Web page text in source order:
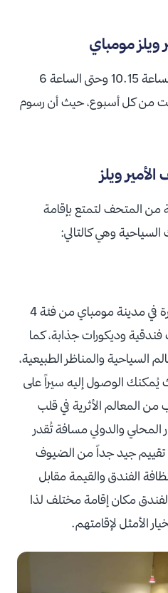
ويلز مومباي
يتم زيارة المتحف بداية من الساعة 10.15 وحتى الساعة 6
من كل أسبوع، حيث أن رسوم
ويلز
من المتحف لتمتع بإقامة
وهي كالتالي:
يُعد أحد أفضل الفنادق الفاخرة في مدينة مومباي من فئة 4
وديكورات جذابة، كما
السياحية والمناظر الطبيعية،
الوصول إليه سيراً على
من المعالم الأثرية في قلب
المحلي والدولي مسافة تُقدر
على تقييم جيد جداً من الضيوف
الفندق والقيمة مقابل
مكان إقامة مختلف لذا
الأمثل لإقامتهم.